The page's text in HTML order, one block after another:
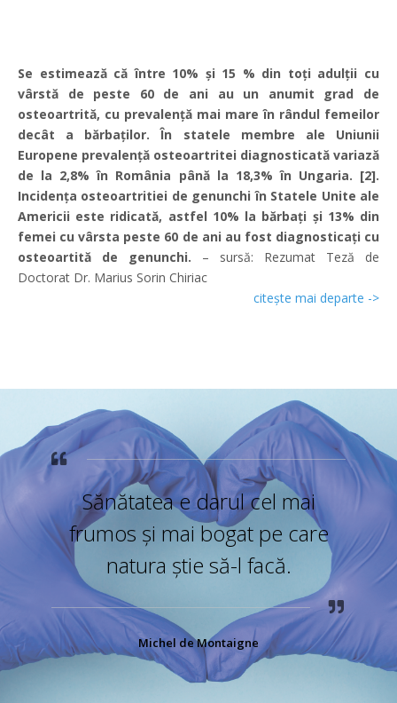
Se estimează că între 10% și 15 % din toți adulții cu
vârstă de peste 60 de ani au un anumit grad de
osteoartrită, cu prevalență mai mare în rândul femeilor
decât a bărbaților. În statele membre ale Uniunii
Europene prevalență osteoartritei diagnosticată variază
de la 2,8% în România până la 18,3% în Ungaria. [2].
Incidența osteoartritiei de genunchi în Statele Unite ale
Americii este ridicată, astfel 10% la bărbați și 13% din
femei cu vârsta peste 60 de ani au fost diagnosticați cu
osteoartită de genunchi. – sursă: Rezumat Teză de
Doctorat Dr. Marius Sorin Chiriac
citește mai departe ->
Sănătatea e darul cel mai
frumos și mai bogat pe care
natura știe să-l facă.
Michel de Montaigne